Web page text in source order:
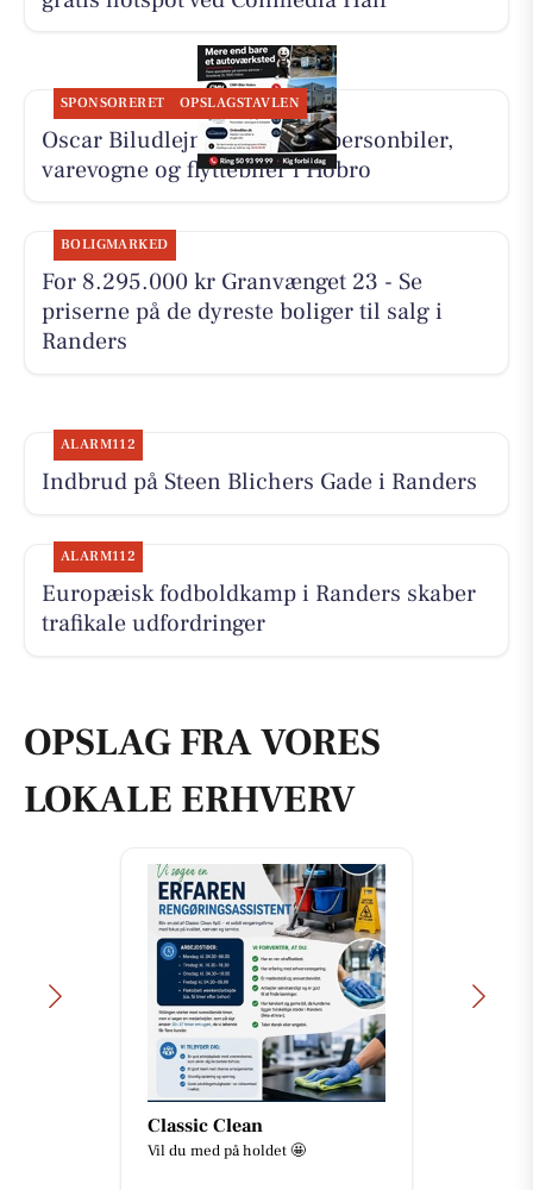
SPONSORERET OPSLAGSTAVLEN
Oscar Biludlejning tilbyder personbiler,
varevogne og flyttebiler i Hobro
BOLIGMARKED
For 8.295.000 kr Granvænget 23 - Se
priserne på de dyreste boliger til salg i
Randers
ALARM112
Indbrud på Steen Blichers Gade i Randers
ALARM112
Europæisk fodboldkamp i Randers skaber
trafikale udfordringer
OPSLAG FRA VORES
LOKALE ERHVERV
Classic Clean
Vil du med på holdet 🤩